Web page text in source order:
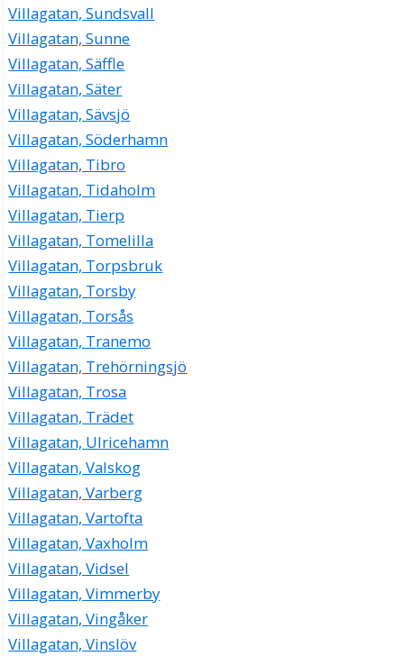
Villagatan, Sundsvall
Villagatan, Sunne
Villagatan, Säffle
Villagatan, Säter
Villagatan, Sävsjö
Villagatan, Söderhamn
Villagatan, Tibro
Villagatan, Tidaholm
Villagatan, Tierp
Villagatan, Tomelilla
Villagatan, Torpsbruk
Villagatan, Torsby
Villagatan, Torsås
Villagatan, Tranemo
Villagatan, Trehörningsjö
Villagatan, Trosa
Villagatan, Trädet
Villagatan, Ulricehamn
Villagatan, Valskog
Villagatan, Varberg
Villagatan, Vartofta
Villagatan, Vaxholm
Villagatan, Vidsel
Villagatan, Vimmerby
Villagatan, Vingåker
Villagatan, Vinslöv